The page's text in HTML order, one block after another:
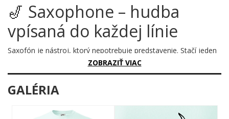
🎷 Saxophone – hudba
vpísaná do každej línie
Saxofón je nástroj, ktorý nepotrebuje predstavenie. Stačí jeden
tón a miestnosť stíchne. Stačí jeden pohľad na tento motív a
pochopíš, prečo je hudba viac než len zvuk.
Prečo je tento motív úžasný?
Grafika zobrazuje siluetu saxofónu vytvorenú výhradne z
ZOBRAZIŤ VIAC
GALÉRIA